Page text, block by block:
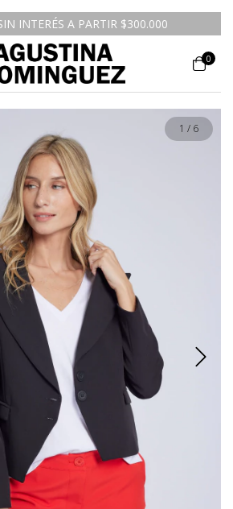
INTERÉS A PARTIR $300.000
0
1 / 6